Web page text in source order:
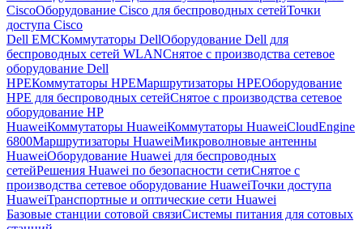
CiscoОборудование Cisco для беспроводных сетейТочки
доступа Cisco
Dell EMCКоммутаторы DellОборудование Dell для
беспроводных сетей WLANСнятое с производства сетевое
оборудование Dell
HPEКоммутаторы HPEМаршрутизаторы HPEОборудование
HPE для беспроводных сетейСнятое с производства сетевое
оборудование HP
HuaweiКоммутаторы HuaweiКоммутаторы HuaweiCloudEngine
6800Маршрутизаторы HuaweiМикроволновые антенны
HuaweiОборудование Huawei для беспроводных
сетейРешения Huawei по безопасности сетиСнятое с
производства сетевое оборудование HuaweiТочки доступа
HuaweiТранспортные и оптические сети Huawei
Базовые станции сотовой связиСистемы питания для сотовых